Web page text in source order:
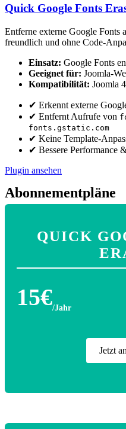
Quick Google Fonts
Entferne externe Google Fonts
freundlich und ohne Code-
Einsatz: Google Fonts
Geeignet für: Joomla-
Kompatibilität: Joomla
✔ Erkennt externe
✔ Entfernt Aufrufe von
fonts.gstatic.com
✔ Keine Template-
✔ Bessere Performance
Plugin ansehen
Abonnementpläne
QUICK
15€/Jahr
Jetzt